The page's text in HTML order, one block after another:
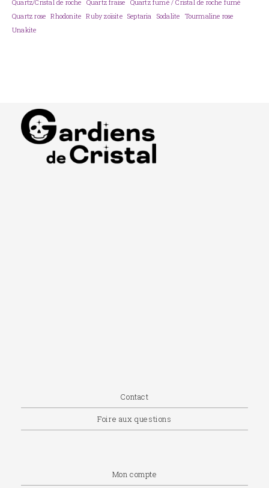
Quartz/Cristal de roche
Quartz fraise
Quartz fumé / Cristal de roche fumé
Quartz rose
Rhodonite Ruby zoïsite Septaria Sodalite
Tourmaline rose
Unakite
Contact
Foire aux questions
Mon compte